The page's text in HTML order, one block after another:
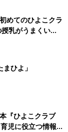
めてのひよこクラ
乳がうまくい
トラブル 解決テ
ひよ」
『ひよこクラブ
児に役立つ情報が